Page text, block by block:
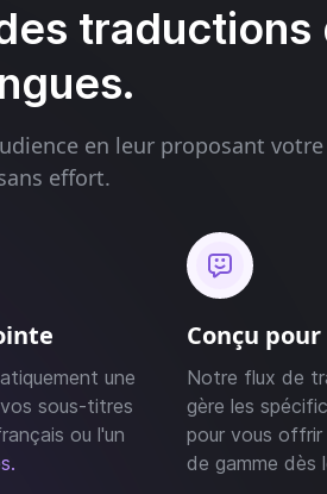
traductions
en leur proposant
effort.
une
sous-titres
ou l'un
Conçu
Notre flux de
gère les
pour vous
de gamme dès